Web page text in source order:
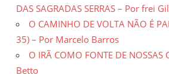
DAS SAGRADAS SERRAS – Por frei
O CAMINHO DE VOLTA NÃO É
35) – Por Marcelo Barros
O IRÃ COMO FONTE DE NOSSAS
Betto